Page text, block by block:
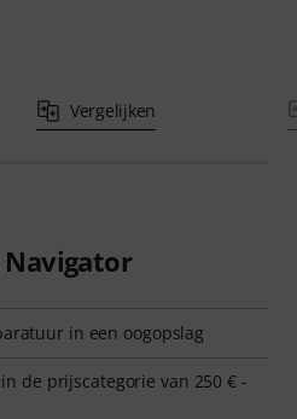
Vergelijken
in een oogopslag
de prijscategorie van 250 € -